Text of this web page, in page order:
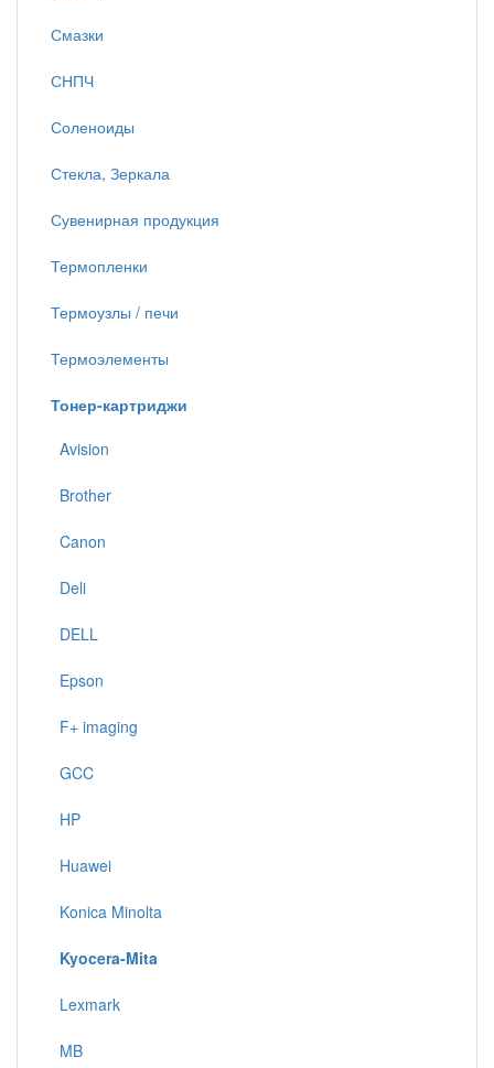
Смазки
СНПЧ
Соленоиды
Стекла, Зеркала
Сувенирная продукция
Термопленки
Термоузлы / печи
Термоэлементы
Тонер-картриджи
Avision
Brother
Canon
Deli
DELL
Epson
F+ imaging
GCC
HP
Huawei
Konica Minolta
Kyocera-Mita
Lexmark
MB